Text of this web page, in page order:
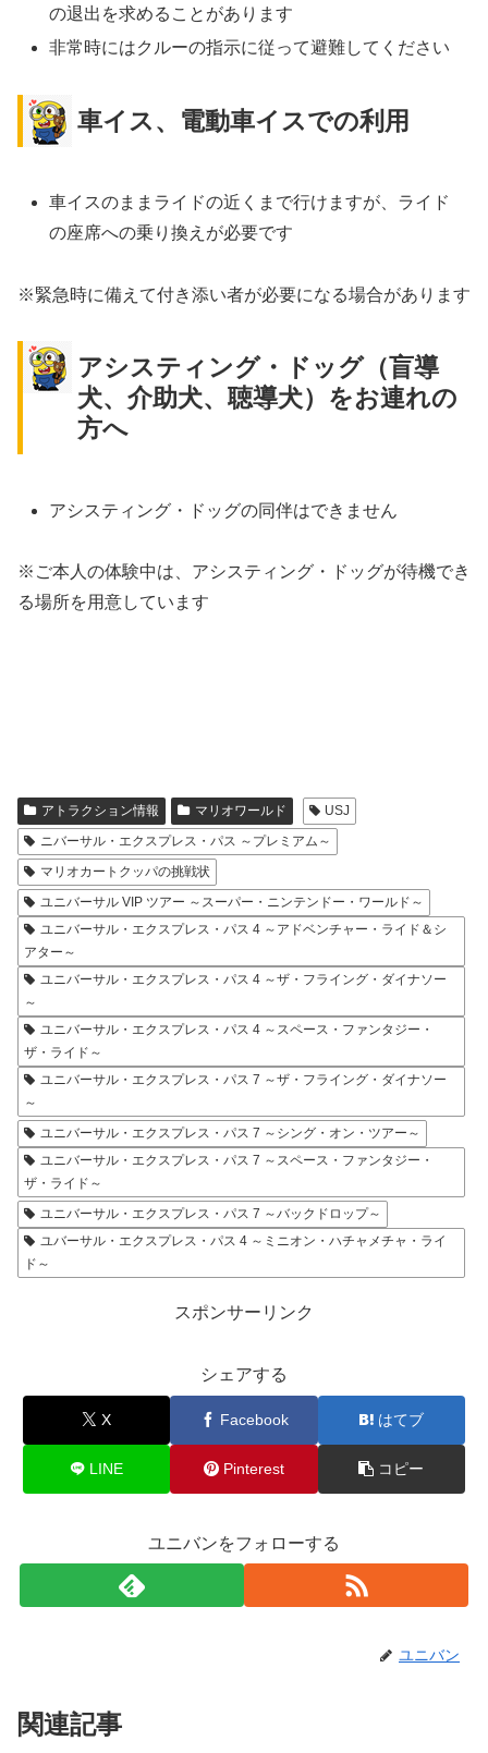
の退出を求めることがあります
非常時にはクルーの指示に従って避難してください
車イス、電動車イスでの利用
車イスのままライドの近くまで行けますが、ライド
の座席への乗り換えが必要です
※緊急時に備えて付き添い者が必要になる場合があります
アシスティング・ドッグ（盲導
犬、介助犬、聴導犬）をお連れの
方へ
アシスティング・ドッグの同伴はできません
※ご本人の体験中は、アシスティング・ドッグが待機でき
る場所を用意しています
アトラクション情報 マリオワールド
USJ
ニバーサル・エクスプレス・パス ～プレミアム～
マリオカートクッパの挑戦状
ユニバーサル VIP ツアー ～スーパー・ニンテンドー・ワールド～
ユニバーサル・エクスプレス・パス 4 ～アドベンチャー・ライド＆シ
アター～
ユニバーサル・エクスプレス・パス 4 ～ザ・フライング・ダイナソー
～
ユニバーサル・エクスプレス・パス 4 ～スペース・ファンタジー・
ザ・ライド～
ユニバーサル・エクスプレス・パス 7 ～ザ・フライング・ダイナソー
～
ユニバーサル・エクスプレス・パス 7 ～シング・オン・ツアー～
ユニバーサル・エクスプレス・パス 7 ～スペース・ファンタジー・
ザ・ライド～
ユニバーサル・エクスプレス・パス 7 ～バックドロップ～
ユバーサル・エクスプレス・パス 4 ～ミニオン・ハチャメチャ・ライ
ド～
スポンサーリンク
シェアする
X Facebook はてブ
LINE Pinterest コピー
ユニバンをフォローする
ユニバン
関連記事